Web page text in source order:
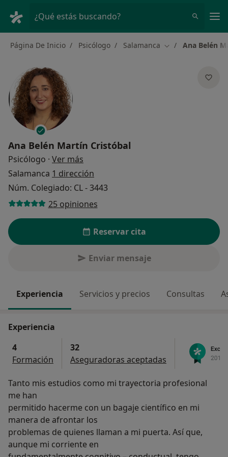
¿Qué estás buscando?
Página De Inicio Psicólogo Salamanca Cambiar de ciudad
Ana Belén
Ana Belén Martín Cristóbal
Psicólogo · Ver más
Salamanca 1 dirección
Núm. Colegiado: CL - 3443
25 opiniones
Reservar cita
Enviar mensaje
Experiencia Servicios y precios Consultas
Experiencia
4
Formación
32
Aseguradoras aceptadas
Tanto mis estudios como mi trayectoria profesional
me han
permitido hacerme con un bagaje científico en mi
manera de afrontar los
problemas de quienes llaman a mi puerta. Así que,
aunque mi corriente en